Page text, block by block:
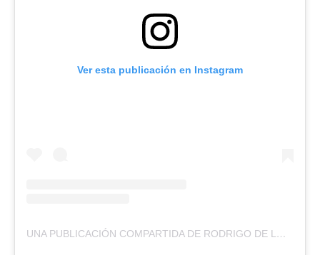
Ver esta publicación en Instagram
UNA PUBLICACIÓN COMPARTIDA DE RODRIGO DE LOREDO (@RODRIGODELOREDOOFICIAL)